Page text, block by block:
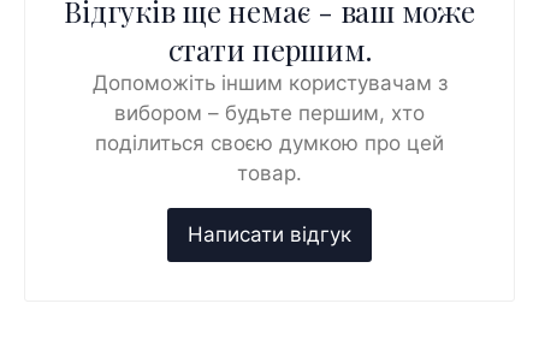
Відгуків ще немає - ваш може
стати першим.
Допоможіть іншим користувачам з
вибором – будьте першим, хто
поділиться своєю думкою про цей
товар.